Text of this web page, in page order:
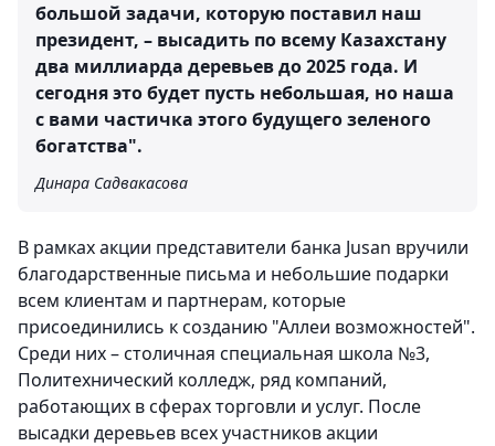
большой задачи, которую поставил наш
президент, – высадить по всему Казахстану
два миллиарда деревьев до 2025 года. И
сегодня это будет пусть небольшая, но наша
с вами частичка этого будущего зеленого
богатства".
Динара Садвакасова
В рамках акции представители банка Jusan вручили
благодарственные письма и небольшие подарки
всем клиентам и партнерам, которые
присоединились к созданию "Аллеи возможностей".
Среди них – столичная специальная школа №3,
Политехнический колледж, ряд компаний,
работающих в сферах торговли и услуг. После
высадки деревьев всех участников акции